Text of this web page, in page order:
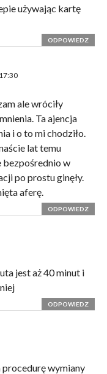
używając kartę
ODPOWIEDZ
ale wróciły
Ta ajencja
i o to mi chodziło.
lat temu
bezpośrednio w
po prostu ginęły.
aferę.
ODPOWIEDZ
jest aż 40 minut i
ODPOWIEDZ
procedurę wymiany